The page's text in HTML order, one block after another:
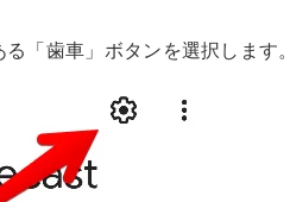
「歯車」ボタンを選択します。